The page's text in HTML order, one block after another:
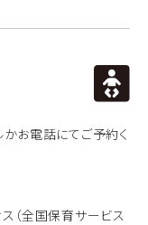
お電話にてご予約く
（全国保育サービス